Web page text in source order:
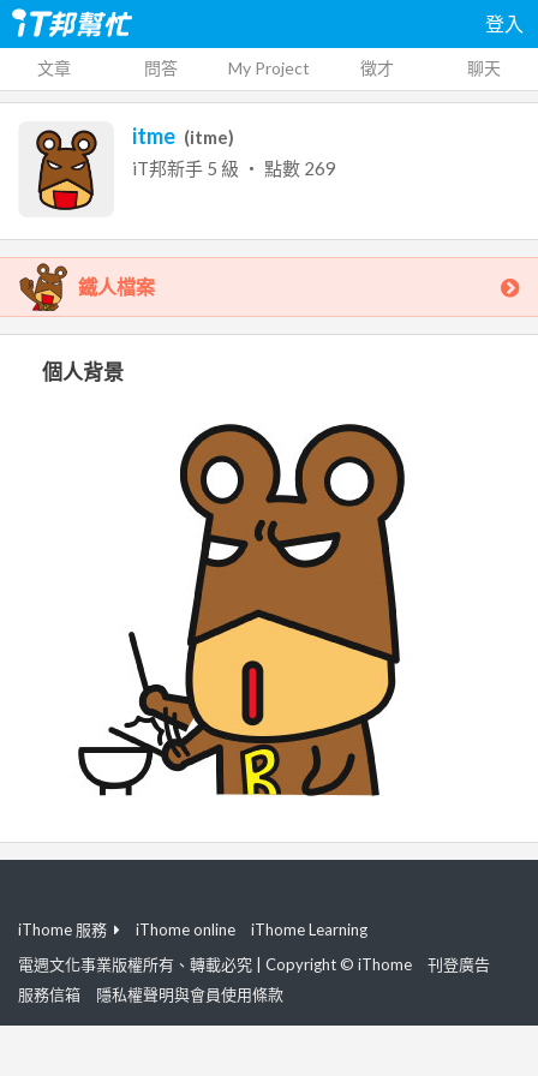
登入
文章 問答 My Project 徵才 聊天
itme (itme)
iT邦新手 5 級 ‧ 點數 269
鐵人檔案
個人背景
iThome 服務 iThome online
iThome Learning
電週文化事業版權所有、轉載必究 | Copyright © iThome
刊登廣告
服務信箱
隱私權聲明與會員使用條款